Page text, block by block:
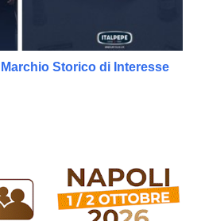
Storico di Interesse